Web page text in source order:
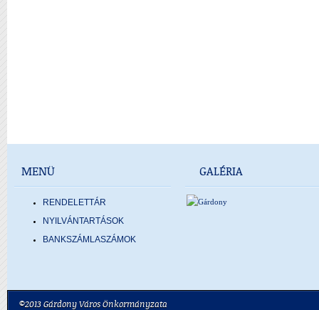
MENÜ
RENDELETTÁR
NYILVÁNTARTÁSOK
BANKSZÁMLASZÁMOK
GALÉRIA
©2013 Gárdony Város Önkormányzata